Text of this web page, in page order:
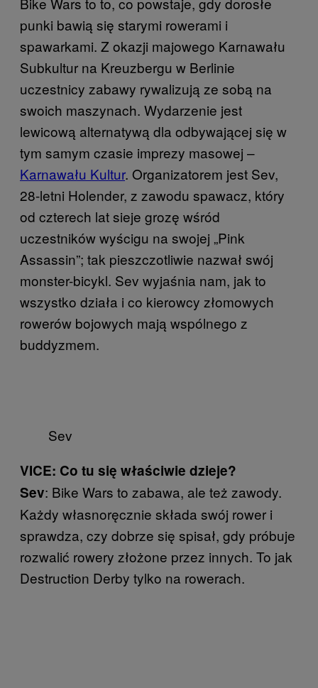
punki bawią się starymi rowerami i
spawarkami. Z okazji majowego Karnawału
Subkultur na Kreuzbergu w Berlinie
uczestnicy zabawy rywalizują ze sobą na
swoich maszynach. Wydarzenie jest
lewicową alternatywą dla odbywającej się w
tym samym czasie imprezy masowej –
Karnawału Kultur. Organizatorem jest Sev,
28-letni Holender, z zawodu spawacz, który
od czterech lat sieje grozę wśród
uczestników wyścigu na swojej „Pink
Assassin”; tak pieszczotliwie nazwał swój
monster-bicykl. Sev wyjaśnia nam, jak to
wszystko działa i co kierowcy złomowych
rowerów bojowych mają wspólnego z
buddyzmem.
Sev
VICE: Co tu się właściwie dzieje?
Sev: Bike Wars to zabawa, ale też zawody.
Każdy własnoręcznie składa swój rower i
sprawdza, czy dobrze się spisał, gdy próbuje
rozwalić rowery złożone przez innych. To jak
Destruction Derby tylko na rowerach.